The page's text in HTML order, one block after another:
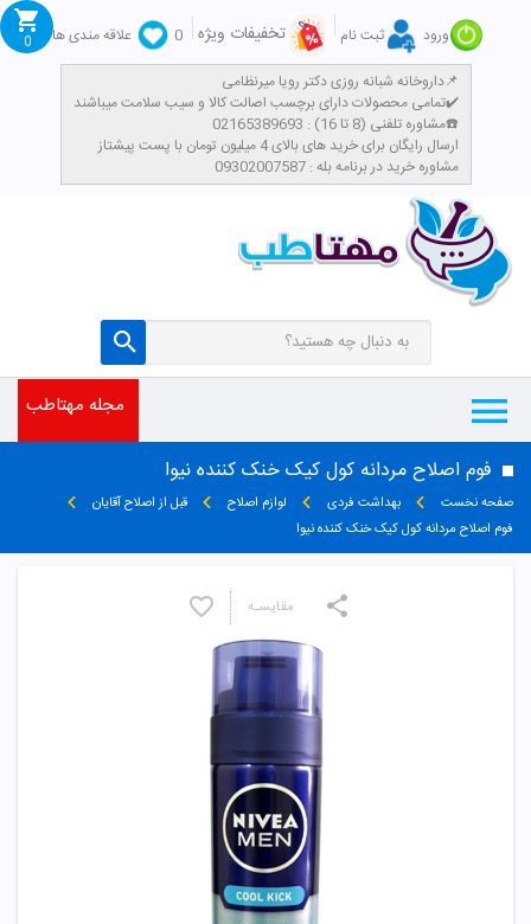
ورود ثبت نام تخفیفات ویژه 0
علاقه مندی ها
داروخانه شبانه روزی دکتر رویا میرنظامی📌
تمامی محصولات دارای برچسب اصالت کالا و سیب سلامت میباشند✔️
مشاوره تلفنی (8 تا 16) : 02165389693☎️
​ارسال رایگان برای خرید های بالای 4 میلیون تومان با پست پیشتاز
مشاوره خرید در برنامه بله : 09302007587
0
مجله مهتاطب
فوم اصلاح مردانه کول کیک خنک کننده نیوا
صفحه نخست بهداشت فردی لوازم اصلاح
قبل از اصلاح آقایان
فوم اصلاح مردانه کول کیک خنک کننده نیوا
مقایسـه